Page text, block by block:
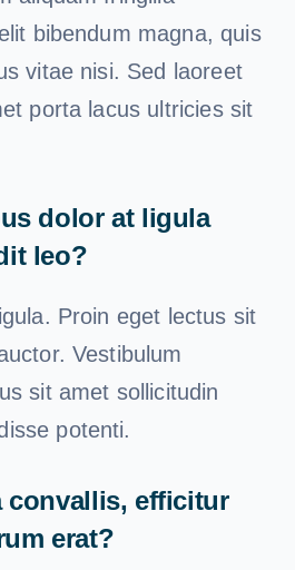
bibendum magna, quis
vitae nisi. Sed laoreet
porta lacus ultricies sit
dolor at ligula
leo?
Proin eget lectus sit
Vestibulum
sit amet sollicitudin
potenti.
convallis, efficitur
erat?